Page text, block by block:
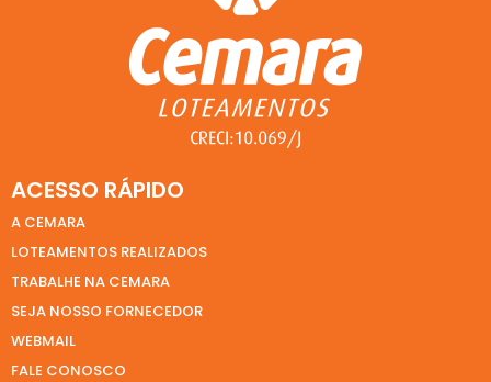
ACESSO RÁPIDO
A CEMARA
LOTEAMENTOS REALIZADOS
TRABALHE NA CEMARA
SEJA NOSSO FORNECEDOR
WEBMAIL
FALE CONOSCO